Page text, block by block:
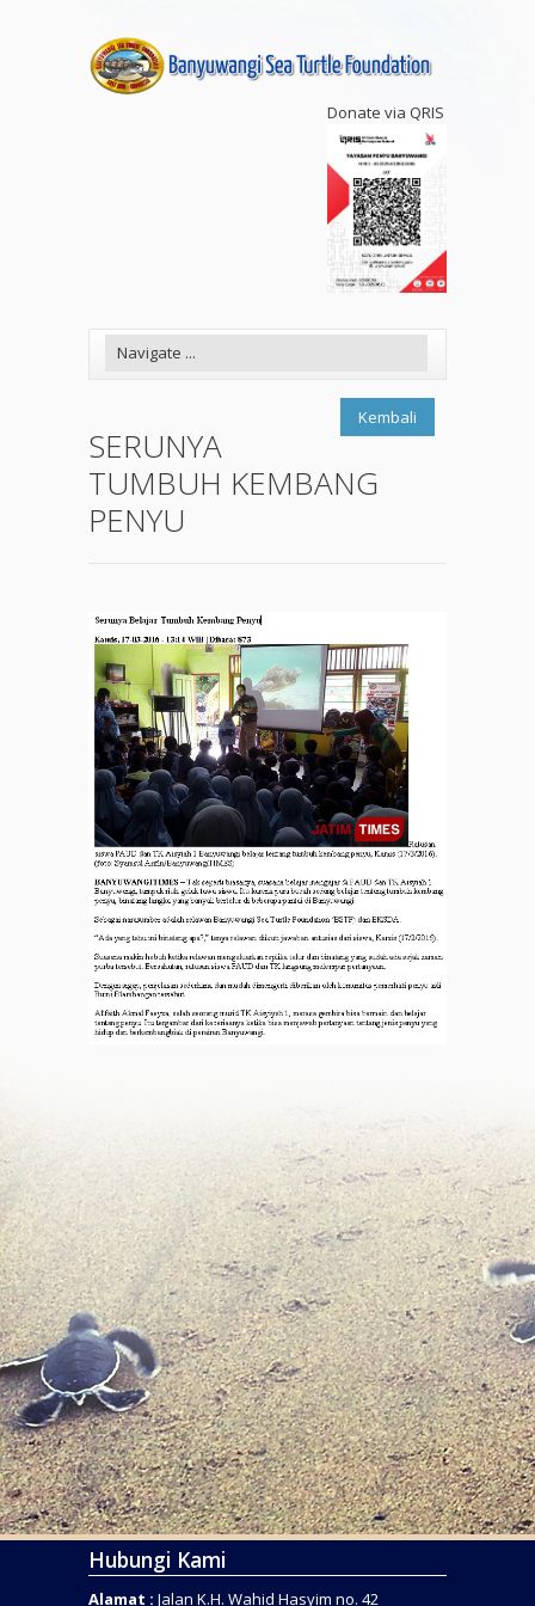
Donate via QRIS
Kembali
SERUNYA
TUMBUH KEMBANG
PENYU
Hubungi Kami
Alamat : Jalan K.H. Wahid Hasyim no. 42